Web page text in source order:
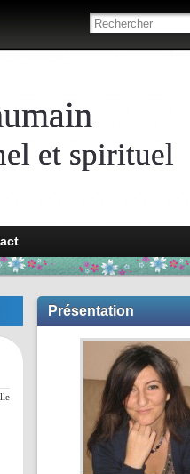
et spirituel
Présentation